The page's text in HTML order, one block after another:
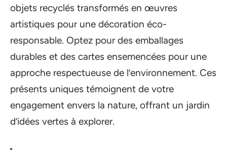
objets recyclés transformés en œuvres
artistiques pour une décoration éco-
responsable. Optez pour des emballages
durables et des cartes ensemencées pour une
approche respectueuse de l’environnement. Ces
présents uniques témoignent de votre
engagement envers la nature, offrant un jardin
d’idées vertes à explorer.